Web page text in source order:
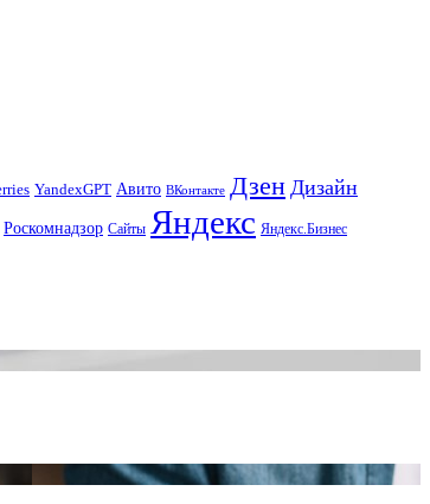
YandexGPT Авито ВКонтакте Дзен Дизайн
Роскомнадзор Сайты Яндекс Яндекс.Бизнес